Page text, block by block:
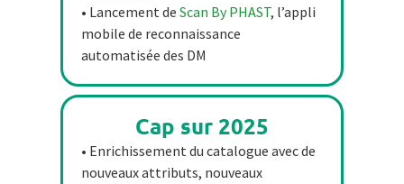
• Lancement deScan By PHAST, l’appli
mobile de reconnaissance
automatisée des DM
Cap sur 2025
• Enrichissement du catalogue avec de
nouveaux attributs, nouveaux